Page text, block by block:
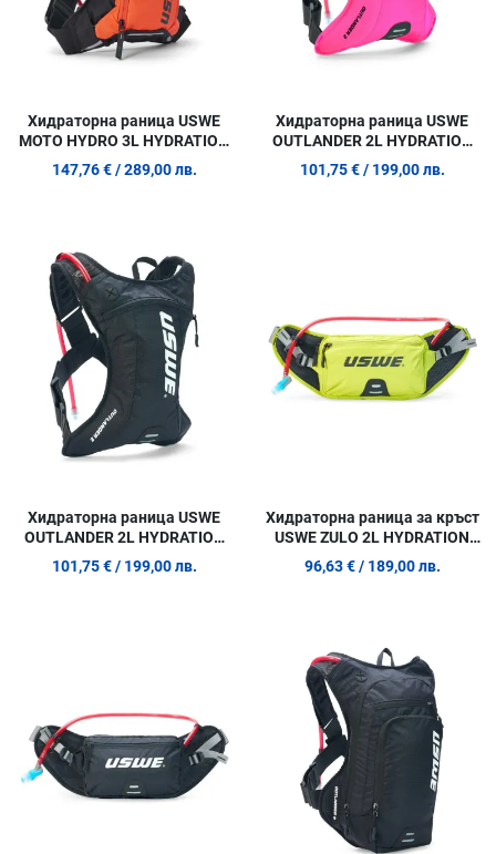
Хидраторна раница USWE
MOTO HYDRO 3L HYDRATION
PACK ORANGE
147,76 € / 289,00 лв.
Хидраторна раница USWE
OUTLANDER 2L HYDRATION
PACK PINK
101,75 € / 199,00 лв.
Quick View
Хидраторна раница USWE
OUTLANDER 2L HYDRATION
PACK BLACK
101,75 € / 199,00 лв.
Хидраторна раница за кръст
USWE ZULO 2L HYDRATION
WAIST PACK CRAZY YELLOW
96,63 € / 189,00 лв.
Сравни продукт